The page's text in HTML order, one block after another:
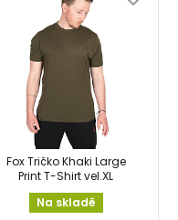
Fox Tričko Khaki Large
Print T-Shirt vel.XL
Na skladě